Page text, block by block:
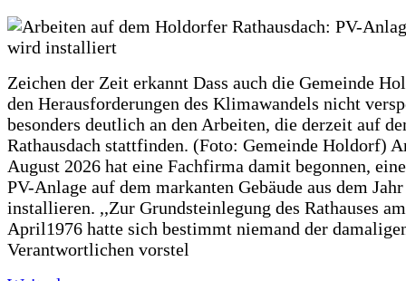
Zeichen der Zeit erkannt Dass auch die Gemeinde
den Herausforderungen des Klimawandels nicht
besonders deutlich an den Arbeiten, die derzeit auf
Rathausdach stattfinden. (Foto: Gemeinde Holdorf)
August 2026 hat eine Fachfirma damit begonnen,
PV-Anlage auf dem markanten Gebäude aus dem
installieren. ,,Zur Grundsteinlegung des Rathauses
April1976 hatte sich bestimmt niemand der
Verantwortlichen vorstel